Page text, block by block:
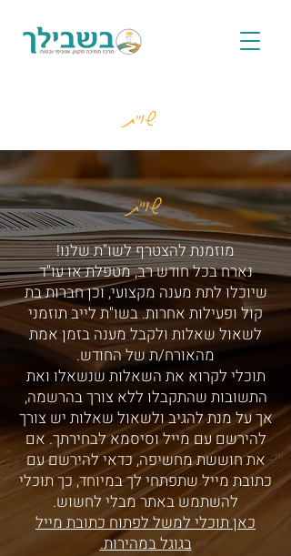
שו"ת
שו"ת
מוזמנת להצטרף לשו"ת שלנו!
נארח בכל חודש רב, מטפלת או עו"ד
שיוכלו לתת מענה מקצועי, וכן חברות בת
קול ופעילות אחרות. בשו"ת לייב תוזמני
לשאול שאלות ולקבל מענה בזמן אמת
מהאורח/ת של החודש.
תוכלי לקרוא את השאלות שנשאלו ואת
התשובות שהתקבלו ללא צורך בהרשמה,
אך על מנת להגיב ולשאול שאלות יש צורך
להירשם עם מייל וסיסמא לבחירתך. אם
את חוששת מחשיפה, כדאי להירשם עם
כתובת מייל שתפתחי לך במיוחד, כך תוכלי
להשתמש באתר מבלי לחשוש.
כאן תוכלי למשל לפתוח כתובת מייל
בגוגל במהירות.